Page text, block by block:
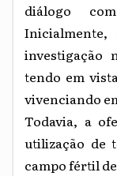
diálogo
investigação
tendo em
vivenciando
Todavia, a
utilização de
campo fértil